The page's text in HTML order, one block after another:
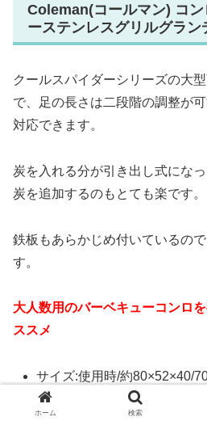
Coleman(コールマン) コ
ーステンレスグリルグラン
クールスパイダーシリーズの大
で、足の長さは二段階の調整が
対応できます。
炭を入れる分が引き出し式にな
炭を追加するのもとても楽です。
鉄板もあらかじめ付いているの
す。
大人数用のバーベキューコンロ
ススメ
サイズ:使用時/約80×52×40/
73×34×13(h)cm
ホーム 検索